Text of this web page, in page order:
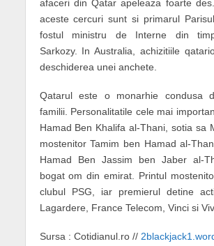
afaceri din Qatar apeleaza foarte
aceste cercuri sunt si primarul
fostul ministru de Interne din
Sarkozy. In Australia, achizitiile
deschiderea unei anchete.
Qatarul este o monarhie condusa
familii. Personalitatile cele mai
Hamad Ben Khalifa al-Thani, sotia sa
mostenitor Tamim ben Hamad al-
Hamad Ben Jassim ben Jaber al-
bogat om din emirat. Printul
clubul PSG, iar premierul detine
Lagardere, France Telecom, Vinci si
Sursa : Cotidianul.ro //